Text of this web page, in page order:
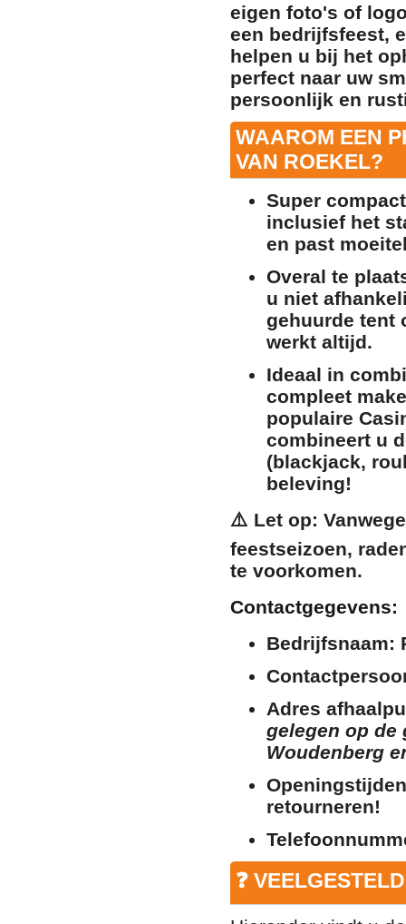
eigen foto's of
een bedrijfsfeest,
helpen u bij het
perfect naar uw
persoonlijk en
WAAROM EEN
VAN ROEKEL?
Super
inclusief het
en past
Overal te
u niet
gehuurde tent
werkt altijd.
Ideaal in
compleet
populaire
combineert u
(blackjack,
beleving!
⚠️ Let op:
feestseizoen,
te voorkomen.
Contactgegevens:
Bedrijfsnaam:
Adres
gelegen op de
Woudenberg
retourneren!
❓